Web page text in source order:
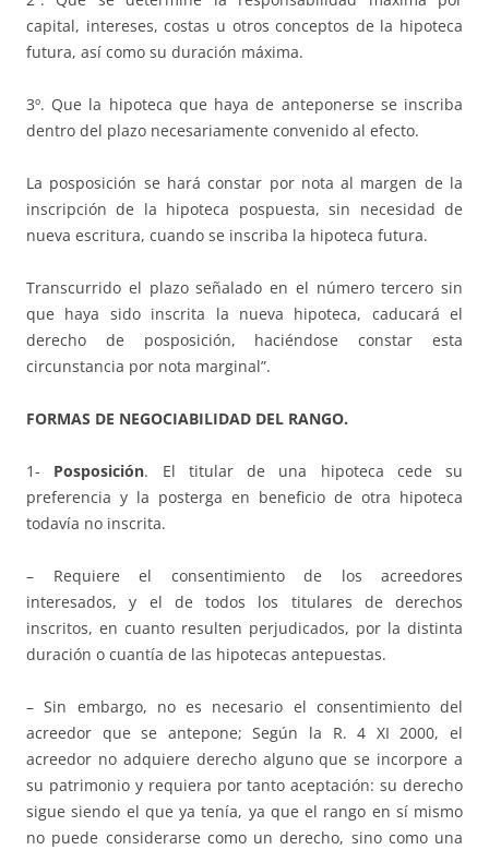
capital, intereses, costas u otros conceptos de la hipoteca
futura, así como su duración máxima.
3º. Que la hipoteca que haya de anteponerse se inscriba
dentro del plazo necesariamente convenido al efecto.
La posposición se hará constar por nota al margen de la
inscripción de la hipoteca pospuesta, sin necesidad de
nueva escritura, cuando se inscriba la hipoteca futura.
Transcurrido el plazo señalado en el número tercero sin
que haya sido inscrita la nueva hipoteca, caducará el
derecho de posposición, haciéndose constar esta
circunstancia por nota marginal”.
FORMAS DE NEGOCIABILIDAD DEL RANGO.
1- Posposición. El titular de una hipoteca cede su
preferencia y la posterga en beneficio de otra hipoteca
todavía no inscrita.
– Requiere el consentimiento de los acreedores
interesados, y el de todos los titulares de derechos
inscritos, en cuanto resulten perjudicados, por la distinta
duración o cuantía de las hipotecas antepuestas.
– Sin embargo, no es necesario el consentimiento del
acreedor que se antepone; Según la R. 4 XI 2000, el
acreedor no adquiere derecho alguno que se incorpore a
su patrimonio y requiera por tanto aceptación: su derecho
sigue siendo el que ya tenía, ya que el rango en sí mismo
no puede considerarse como un derecho, sino como una